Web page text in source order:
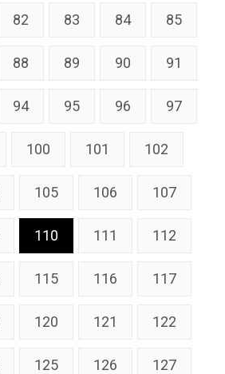
82 83 84 85
88 89 90 91
94 95 96 97
100 101 102
105 106 107
110 111 112
115 116 117
120 121 122
125 126 127